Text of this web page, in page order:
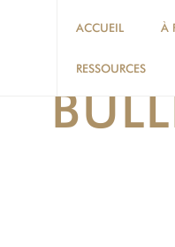
ACCUEIL À
RESSOURCES